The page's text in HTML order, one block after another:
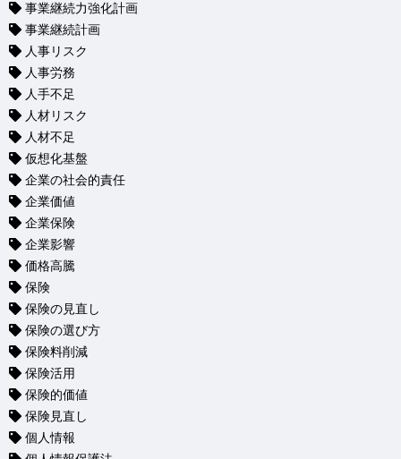
事業継続力強化計画
事業継続計画
人事リスク
人事労務
人手不足
人材リスク
人材不足
仮想化基盤
企業の社会的責任
企業価値
企業保険
企業影響
価格高騰
保険
保険の見直し
保険の選び方
保険料削減
保険活用
保険的価値
保険見直し
個人情報